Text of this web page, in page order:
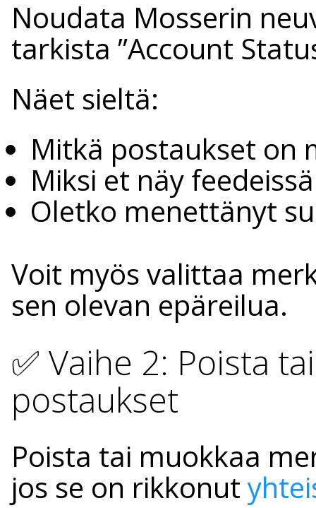
Noudata Mosserin
tarkista ”Account
Näet sieltä:
Mitkä postaukset on
Miksi et näy feedeissä
Oletko menettänyt
Voit myös valittaa
sen olevan epäreilua.
✅ Vaihe 2: Poista
postaukset
Poista tai muokkaa
jos se on rikkonut